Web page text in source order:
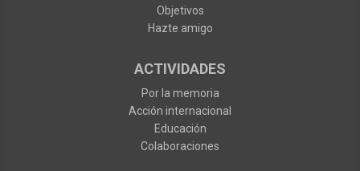
Objetivos
Hazte amigo
ACTIVIDADES
Por la memoria
Acción internacional
Educación
Colaboraciones